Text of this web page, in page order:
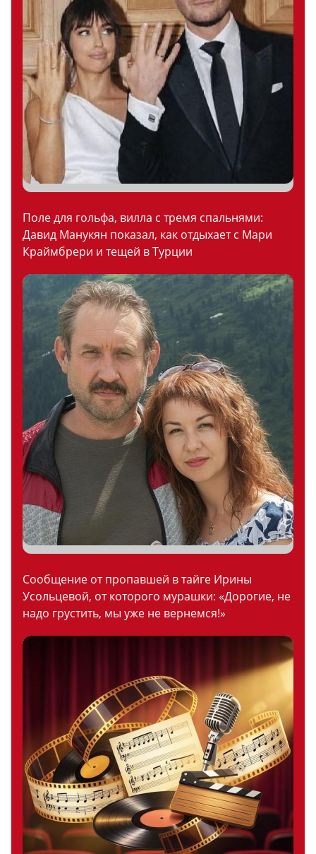
Поле для гольфа, вилла с тремя спальнями:
Давид Манукян показал, как отдыхает с Мари
Краймбрери и тещей в Турции
Сообщение от пропавшей в тайге Ирины
Усольцевой, от которого мурашки: «Дорогие, не
надо грустить, мы уже не вернемся!»